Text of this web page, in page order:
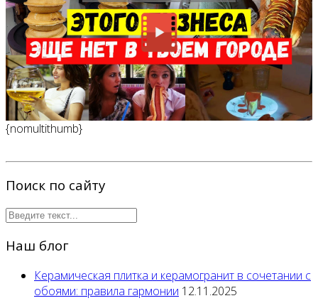
{nomultithumb}
Поиск по сайту
Наш блог
Керамическая плитка и керамогранит в сочетании с
обоями: правила гармонии 12.11.2025